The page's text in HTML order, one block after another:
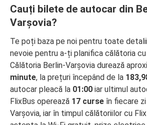
Cauți bilete de autocar din
Varșovia?
Te poți baza pe noi pentru toate
nevoie pentru a-ți planifica călătoria
Călătoria Berlin-Varșovia durează
minute, la prețuri începând de la
autocar pleacă la 01:00 iar ultimul
FlixBus operează 17 curse în fiecare
Varșovia, iar în timpul călătoriilor cu